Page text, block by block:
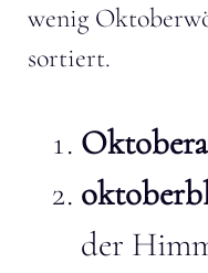
wenig
sortiert.
der